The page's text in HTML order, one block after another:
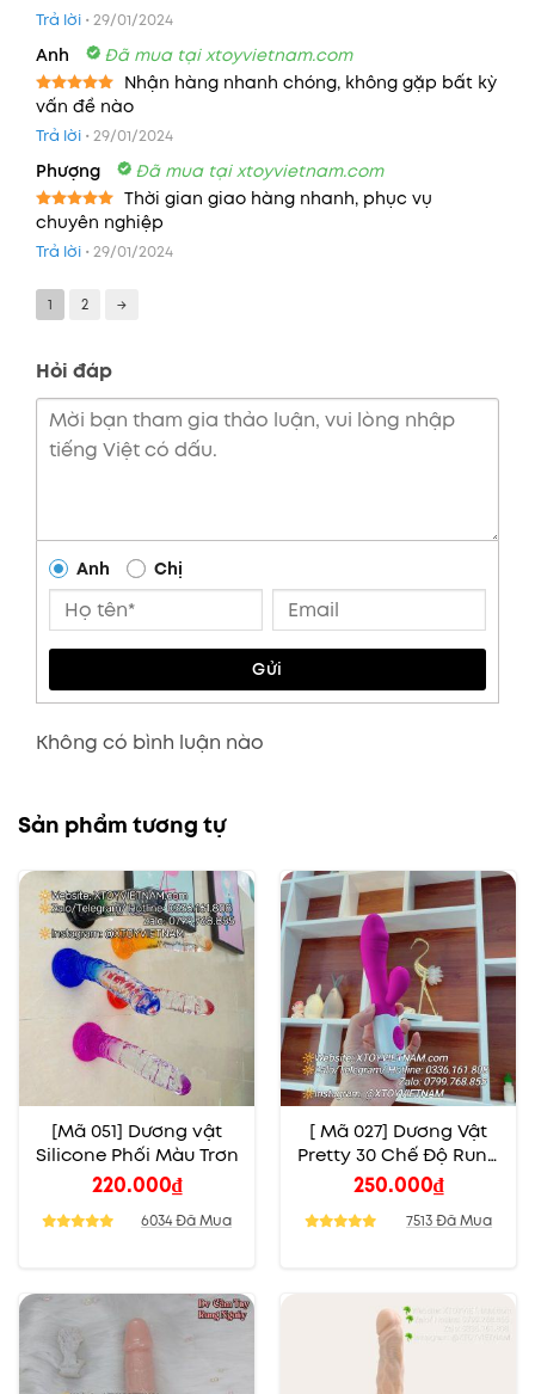
sao
Trả lời •29/01/2024
Anh Đã mua tại xtoyvietnam.com
Được xếp
sao
Nhận hàng nhanh chóng, không gặp bất kỳ
vấn đề nào
Trả lời •29/01/2024
Phượng Đã mua tại xtoyvietnam.com
Được xếp
sao
Thời gian giao hàng nhanh, phục vụ
chuyên nghiệp
Trả lời •29/01/2024
1 2 →
Hỏi đáp
Anh Chị
Gửi
Không có bình luận nào
Sản phẩm tương tự
[Mã 051] Dương vật
Silicone Phối Màu Trơn
220.000₫
6034 Đã Mua
[ Mã 027] Dương Vật
Pretty 30 Chế Độ Rung
Khác Nhau
250.000₫
7513 Đã Mua